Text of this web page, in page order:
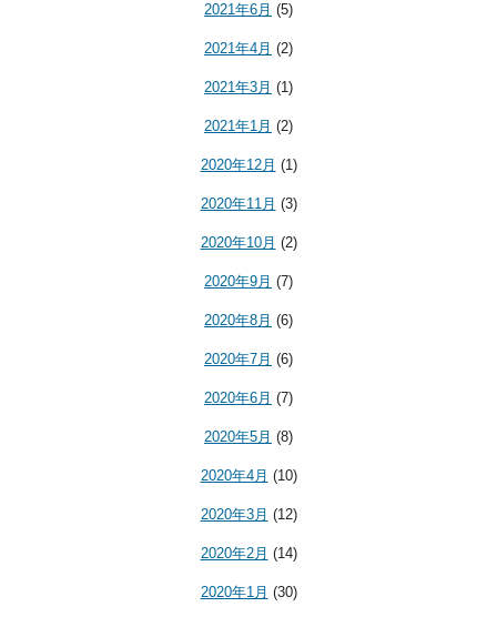
2021年6月 (5)
2021年4月 (2)
2021年3月 (1)
2021年1月 (2)
2020年12月 (1)
2020年11月 (3)
2020年10月 (2)
2020年9月 (7)
2020年8月 (6)
2020年7月 (6)
2020年6月 (7)
2020年5月 (8)
2020年4月 (10)
2020年3月 (12)
2020年2月 (14)
2020年1月 (30)